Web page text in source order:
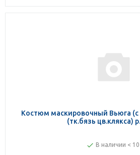
Костюм маскировочный Вьюга
(тк.бязь цв.клякса)
В наличии < 10